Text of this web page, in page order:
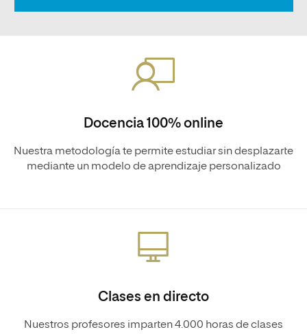
Docencia 100% online
Nuestra metodología te permite estudiar sin desplazarte
mediante un modelo de aprendizaje personalizado
Clases en directo
Nuestros profesores imparten 4.000 horas de clases